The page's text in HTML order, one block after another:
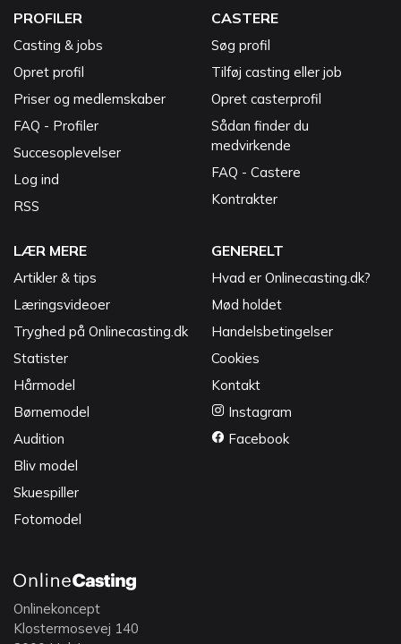
PROFILER
Casting & jobs
Opret profil
Priser og medlemskaber
FAQ - Profiler
Succesoplevelser
Log ind
RSS
CASTERE
Søg profil
Tilføj casting eller job
Opret casterprofil
Sådan finder du
medvirkende
FAQ - Castere
Kontrakter
LÆR MERE
Artikler & tips
Læringsvideoer
Tryghed på Onlinecasting.dk
Statister
Hårmodel
Børnemodel
Audition
Bliv model
Skuespiller
Fotomodel
GENERELT
Hvad er Onlinecasting.dk?
Mød holdet
Handelsbetingelser
Cookies
Kontakt
Instagram
Facebook
Onlinekoncept
Klostermosevej 140